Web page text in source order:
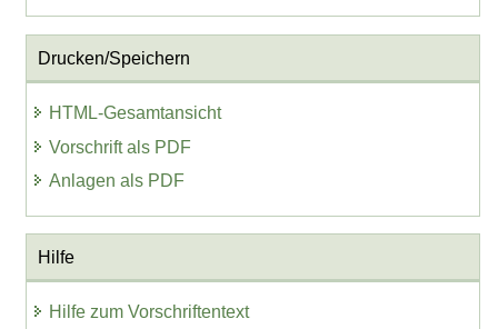
Drucken/Speichern
HTML-Gesamtansicht
Vorschrift als PDF
Anlagen als PDF
Hilfe
Hilfe zum Vorschriftentext